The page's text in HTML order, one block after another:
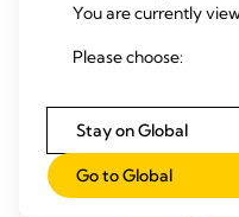
相
You are currently
Please choose:
Stay on Global
Go to Global